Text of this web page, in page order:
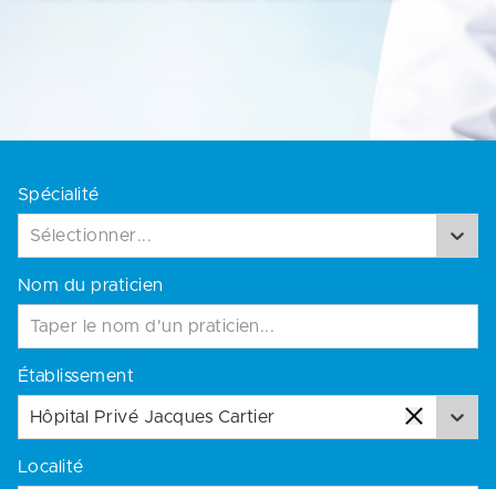
Spécialité
Sélectionner...
Nom du praticien
Établissement
Hôpital Privé Jacques Cartier
Localité